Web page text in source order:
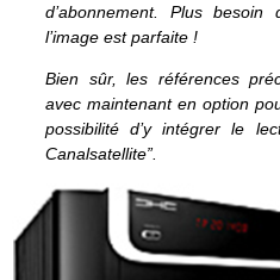
d’abonnement. Plus
l’image est parfaite !
Bien sûr, les références
avec maintenant en option
possibilité d’y intégrer le
Canalsatellite”.